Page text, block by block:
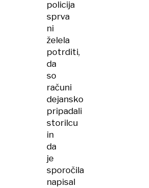
policija
sprva
ni
želela
potrditi,
da
so
računi
dejansko
pripadali
storilcu
in
da
je
sporočila
napisal